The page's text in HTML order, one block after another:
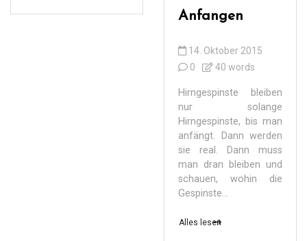
Anfangen
14. Oktober 2015
0
40 words
Hirngespinste bleiben
nur solange
Hirngespinste, bis man
anfängt. Dann werden
sie real. Dann muss
man dran bleiben und
schauen, wohin die
Gespinste...
Alles lesen